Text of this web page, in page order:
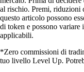
al rischio. Premi, riduzioni
questo articolo possono
di token e possono variare
applicabili.
*Zero commissioni di
tuo livello Level Up.